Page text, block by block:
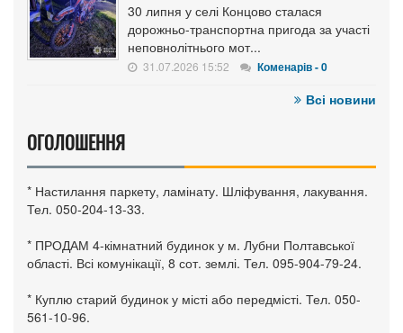
30 липня у селі Концово сталася
дорожньо-транспортна пригода за участі
неповнолітнього мот...
31.07.2026 15:52 Коменарів - 0
Всі новини
ОГОЛОШЕННЯ
* Настилання паркету, ламінату. Шліфування, лакування.
Тел. 050-204-13-33.
* ПРОДАМ 4-кімнатний будинок у м. Лубни Полтавської
області. Всі комунікації, 8 сот. землі. Тел. 095-904-79-24.
* Куплю старий будинок у місті або передмісті. Тел. 050-
561-10-96.